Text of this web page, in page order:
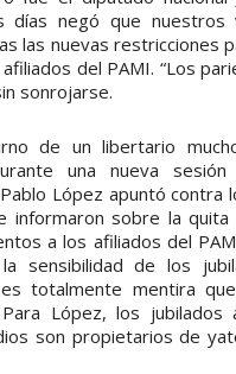
días negó que nuestros
las nuevas restricciones
del PAMI. “Los
sonrojarse.
de un libertario
una nueva sesión
López apuntó contra
informaron sobre la
a los afiliados del
sensibilidad de los
totalmente mentira
Para López, los
son propietarios de